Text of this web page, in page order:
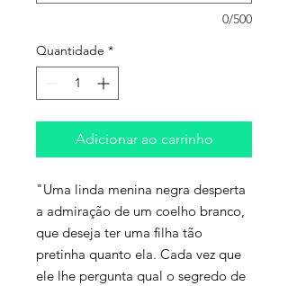
0/500
Quantidade *
Adicionar ao carrinho
"Uma linda menina negra desperta
a admiração de um coelho branco,
que deseja ter uma filha tão
pretinha quanto ela. Cada vez que
ele lhe pergunta qual o segredo de